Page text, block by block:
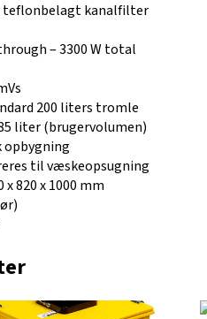
teflonbelagt kanalfilter
– 3300 W total
200 liters tromle
liter (brugervolumen)
til væskeopsugning
x 820 x 1000 mm